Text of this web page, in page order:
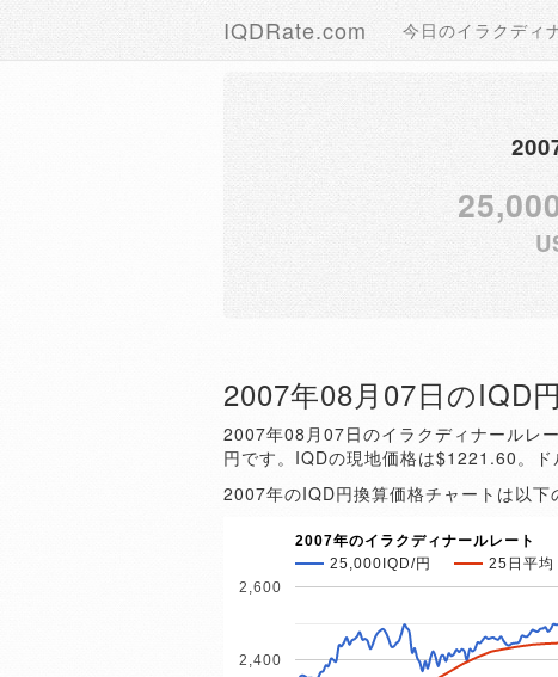
IQDRate.com 今日のイラクディ
2007年08月07日のIQD
2007年08月07日のイラクディナールレ
円です。IQDの現地価格は$1221.60。ド
2007年のIQD円換算価格チャートは以下
2007年のイラクディナールレート
25,000IQD/円
25日平均
2,400
2,600